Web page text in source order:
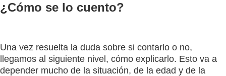
¿Cómo se lo cuento?
Una vez resuelta la duda sobre si contarlo o no,
llegamos al siguiente nivel, cómo explicarlo. Esto va a
depender mucho de la situación, de la edad y de la